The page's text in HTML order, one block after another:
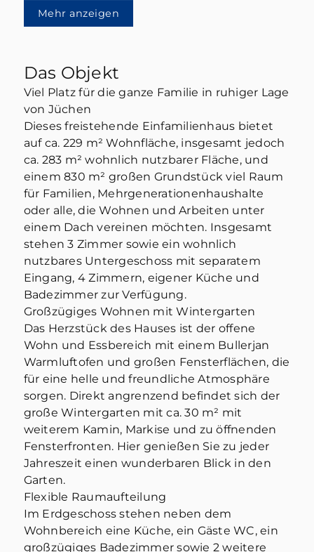
Mehr anzeigen
Das Objekt
Viel Platz für die ganze Familie in ruhiger Lage
von Jüchen
Dieses freistehende Einfamilienhaus bietet
auf ca. 229 m² Wohnfläche, insgesamt jedoch
ca. 283 m² wohnlich nutzbarer Fläche, und
einem 830 m² großen Grundstück viel Raum
für Familien, Mehrgenerationenhaushalte
oder alle, die Wohnen und Arbeiten unter
einem Dach vereinen möchten. Insgesamt
stehen 3 Zimmer sowie ein wohnlich
nutzbares Untergeschoss mit separatem
Eingang, 4 Zimmern, eigener Küche und
Badezimmer zur Verfügung.
Großzügiges Wohnen mit Wintergarten
Das Herzstück des Hauses ist der offene
Wohn und Essbereich mit einem Bullerjan
Warmluftofen und großen Fensterflächen, die
für eine helle und freundliche Atmosphäre
sorgen. Direkt angrenzend befindet sich der
große Wintergarten mit ca. 30 m² mit
weiterem Kamin, Markise und zu öffnenden
Fensterfronten. Hier genießen Sie zu jeder
Jahreszeit einen wunderbaren Blick in den
Garten.
Flexible Raumaufteilung
Im Erdgeschoss stehen neben dem
Wohnbereich eine Küche, ein Gäste WC, ein
großzügiges Badezimmer sowie 2 weitere